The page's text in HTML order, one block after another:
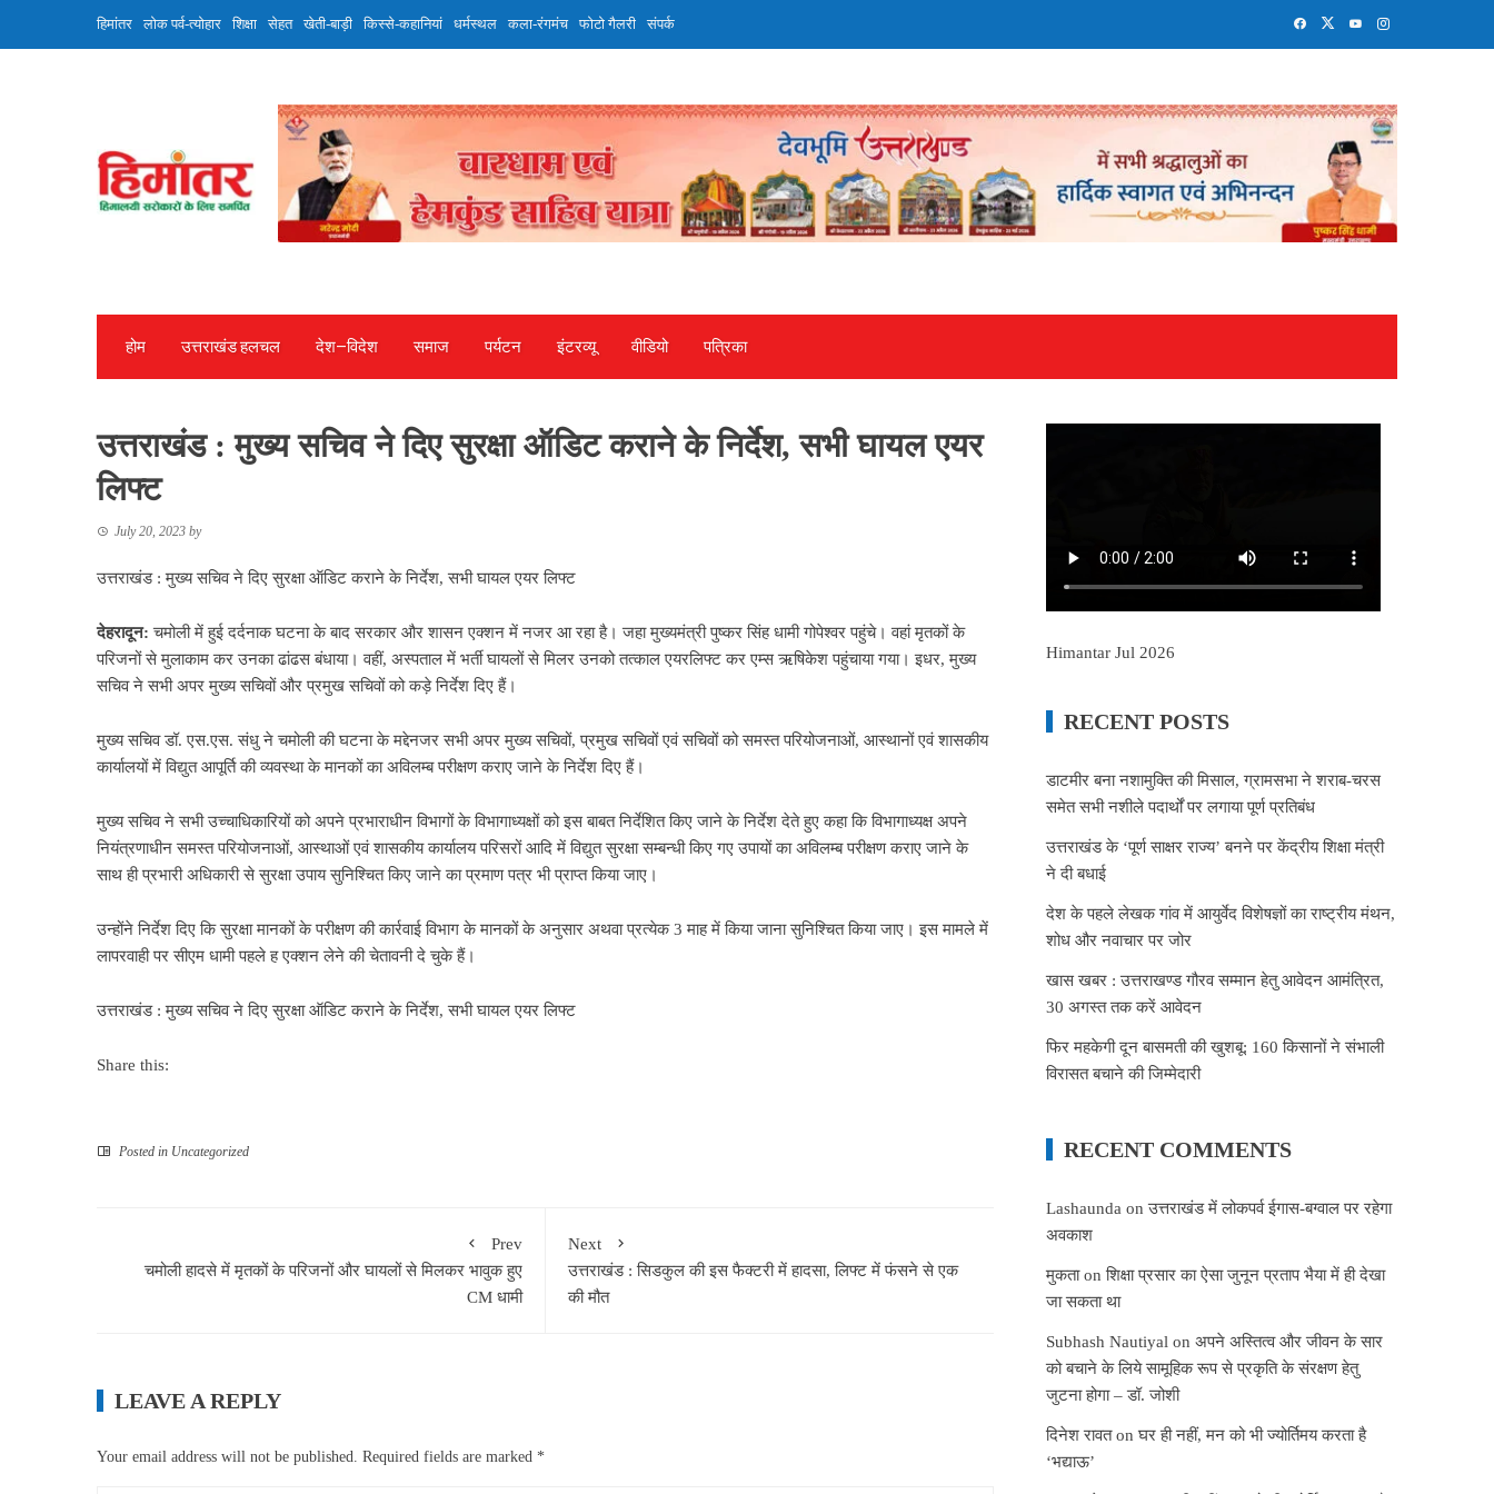
हिमांतर लोक पर्व-त्योहार शिक्षा सेहत खेती-बाड़ी किस्से-कहानियां धर्मस्थल कला-रंगमंच फोटो गैलरी संपर्क
होम उत्तराखंड हलचल देश—विदेश समाज पर्यटन इंटरव्‍यू वीडियो पत्रिका
उत्तराखंड : मुख्य सचिव ने दिए सुरक्षा ऑडिट कराने के निर्देश, सभी घायल एयर
लिफ्ट
July 20, 2023 by
उत्तराखंड : मुख्य सचिव ने दिए सुरक्षा ऑडिट कराने के निर्देश, सभी घायल एयर लिफ्ट
देहरादून: चमोली में हुई दर्दनाक घटना के बाद सरकार और शासन एक्शन में नजर आ रहा है। जहा मुख्यमंत्री पुष्कर सिंह धामी गोपेश्वर पहुंचे। वहां मृतकों के
परिजनों से मुलाकाम कर उनका ढांढस बंधाया। वहीं, अस्पताल में भर्ती घायलों से मिलर उनको तत्काल एयरलिफ्ट कर एम्स ऋषिकेश पहुंचाया गया। इधर, मुख्य
सचिव ने सभी अपर मुख्य सचिवों और प्रमुख सचिवों को कड़े निर्देश दिए हैं।
मुख्य सचिव डॉ. एस.एस. संधु ने चमोली की घटना के मद्देनजर सभी अपर मुख्य सचिवों, प्रमुख सचिवों एवं सचिवों को समस्त परियोजनाओं, आस्थानों एवं शासकीय
कार्यालयों में विद्युत आपूर्ति की व्यवस्था के मानकों का अविलम्ब परीक्षण कराए जाने के निर्देश दिए हैं।
मुख्य सचिव ने सभी उच्चाधिकारियों को अपने प्रभाराधीन विभागों के विभागाध्यक्षों को इस बाबत निर्देशित किए जाने के निर्देश देते हुए कहा कि विभागाध्यक्ष अपने
नियंत्रणाधीन समस्त परियोजनाओं, आस्थाओं एवं शासकीय कार्यालय परिसरों आदि में विद्युत सुरक्षा सम्बन्धी किए गए उपायों का अविलम्ब परीक्षण कराए जाने के
साथ ही प्रभारी अधिकारी से सुरक्षा उपाय सुनिश्चित किए जाने का प्रमाण पत्र भी प्राप्त किया जाए।
उन्होंने निर्देश दिए कि सुरक्षा मानकों के परीक्षण की कार्रवाई विभाग के मानकों के अनुसार अथवा प्रत्येक 3 माह में किया जाना सुनिश्चित किया जाए। इस मामले में
लापरवाही पर सीएम धामी पहले ह एक्शन लेने की चेतावनी दे चुके हैं।
उत्तराखंड : मुख्य सचिव ने दिए सुरक्षा ऑडिट कराने के निर्देश, सभी घायल एयर लिफ्ट
Share this:
Posted in Uncategorized
Prev
चमोली हादसे में मृतकों के परिजनों और घायलों से मिलकर भावुक हुए
CM धामी
Next
उत्तराखंड : सिडकुल की इस फैक्टरी में हादसा, लिफ्ट में फंसने से एक
की मौत
LEAVE A REPLY
Your email address will not be published. Required fields are marked *
Himantar Jul 2026
RECENT POSTS
डाटमीर बना नशामुक्ति की मिसाल, ग्रामसभा ने शराब-चरस
समेत सभी नशीले पदार्थों पर लगाया पूर्ण प्रतिबंध
उत्तराखंड के ‘पूर्ण साक्षर राज्य’ बनने पर केंद्रीय शिक्षा मंत्री
ने दी बधाई
देश के पहले लेखक गांव में आयुर्वेद विशेषज्ञों का राष्ट्रीय मंथन,
शोध और नवाचार पर जोर
खास खबर : उत्तराखण्ड गौरव सम्मान हेतु आवेदन आमंत्रित,
30 अगस्त तक करें आवेदन
फिर महकेगी दून बासमती की खुशबू: 160 किसानों ने संभाली
विरासत बचाने की जिम्मेदारी
RECENT COMMENTS
Lashaunda onउत्तराखंड में लोकपर्व ईगास-बग्वाल पर रहेगा
अवकाश
मुकताonशिक्षा प्रसार का ऐसा जुनून प्रताप भैया में ही देखा
जा सकता था
Subhash Nautiyal onअपने अस्तित्व और जीवन के सार
को बचाने के लिये सामूहिक रूप से प्रकृति के संरक्षण हेतु
जुटना होगा – डॉ. जोशी
दिनेश रावतonघर ही नहीं, मन को भी ज्योर्तिमय करता है
‘भद्याऊ’